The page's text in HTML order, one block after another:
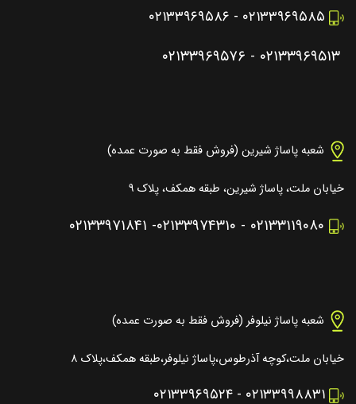
۰۲۱۳۳۹۶۹۵۸۵ - ۰۲۱۳۳۹۶۹۵۸۶
۰۲۱۳۳۹۶۹۵۱۳ - ۰۲۱۳۳۹۶۹۵۷۶
شعبه پاساژ شیرین (فروش فقط به صورت عمده)
خیابان ملت، پاساژ شیرین، طبقه همکف، پلاک ۹
۰۲۱۳۳۱۱۹۰۸۰ - ۰۲۱۳۳۹۷۴۳۱۰- ۰۲۱۳۳۹۷۱۸۴۱
شعبه پاساژ نیلوفر (فروش فقط به صورت عمده)
خیابان ملت،کوچه آذرطوس،پاساژ نیلوفر،طبقه همکف،پلاک ۸
۰۲۱۳۳۹۹۸۸۳۱ - ۰۲۱۳۳۹۶۹۵۲۴